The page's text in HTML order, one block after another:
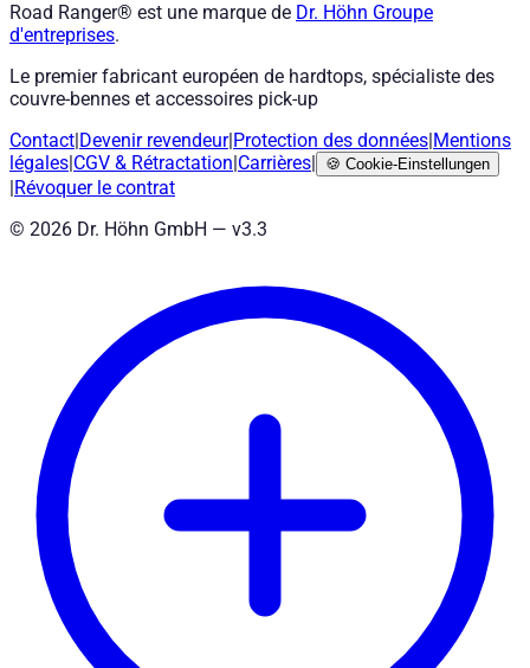
Road Ranger® est une marque de Dr. Höhn Groupe
d'entreprises.
Le premier fabricant européen de hardtops, spécialiste des
couvre-bennes et accessoires pick-up
Contact Devenir revendeur| Protection des données Mentions
légales CGV & Rétractation Carrières 🍪 Cookie-Einstellungen
Révoquer le contrat
© 2026 Dr. Höhn GmbH — v3.3